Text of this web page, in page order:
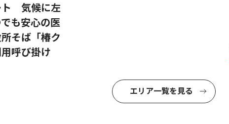
ト 気候に左
も安心の医
そば「椿ク
呼び掛け
エリア一覧を見る